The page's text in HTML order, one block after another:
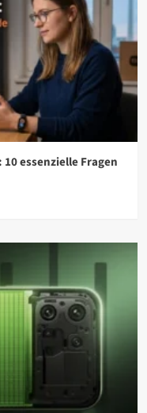
essenzielle Fragen